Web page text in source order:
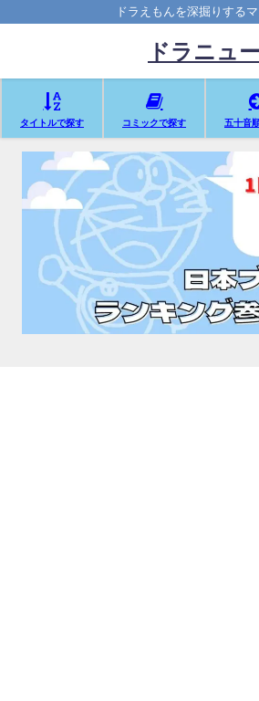
ドラえもんを深掘りする
ドラニュー
タイトルで探す コミックで探す 五十音